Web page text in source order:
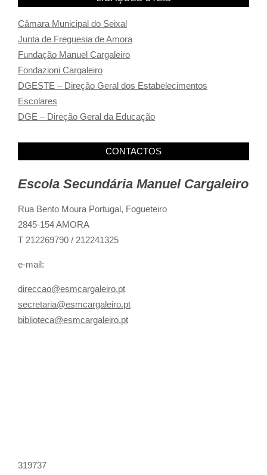
Câmara Municipal do Seixal
Junta de Freguesia de Amora
Fundação Manuel Cargaleiro
Fondazioni Cargaleiro
DGESTE – Direção Geral dos Estabelecimentos
Escolares
DGE – Direção Geral da Educação
CONTACTOS
Escola Secundária Manuel Cargaleiro
Rua Bento Moura Portugal, Fogueteiro
2845-154 AMORA
T 212269790 / 212241325
e-mail:
direccao@esmcargaleiro.pt
secretaria@esmcargaleiro.pt
biblioteca@esmcargaleiro.pt
319737